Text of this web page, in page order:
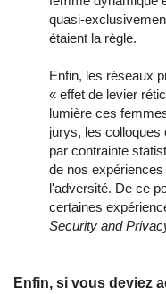
quasi-
étaient la règle.
Enfin, les réseaux
« effet de levier
lumière ces
jurys, les colloques
par contrainte
de nos
l'adversité. De ce
certaines
Security and
Enfin, si vous deviez